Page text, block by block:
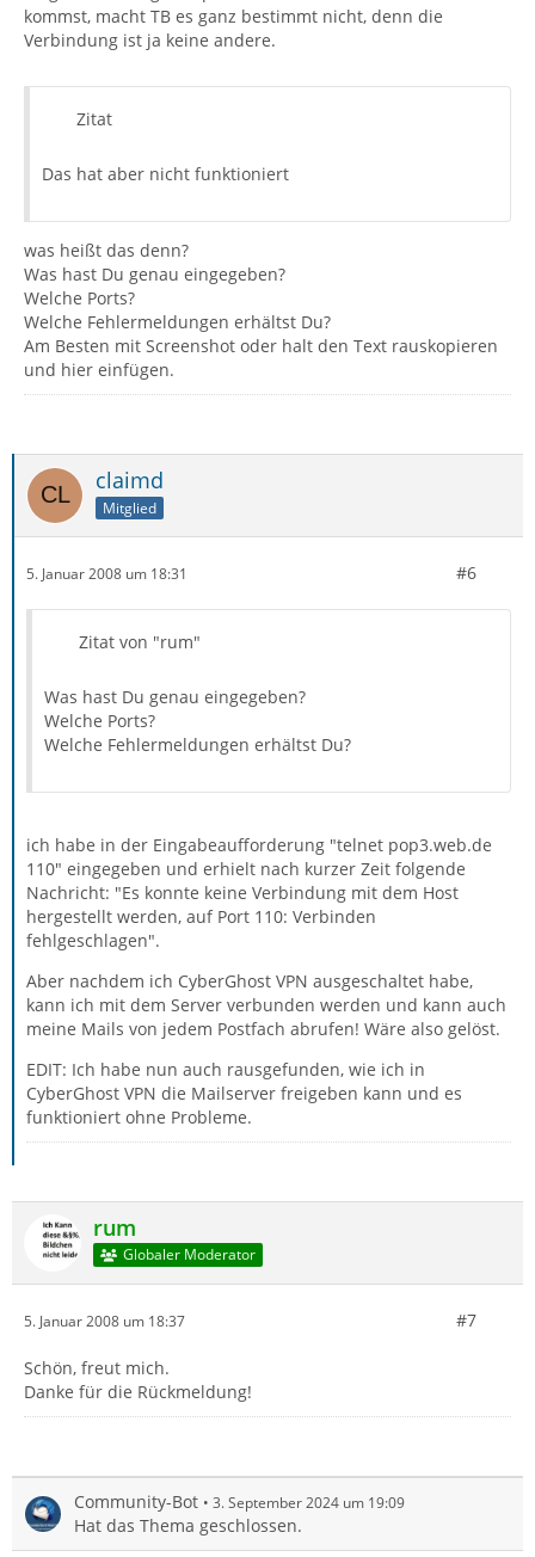
kommst, macht TB es ganz bestimmt nicht, denn die
Verbindung ist ja keine andere.
Zitat
Das hat aber nicht funktioniert
was heißt das denn?
Was hast Du genau eingegeben?
Welche Ports?
Welche Fehlermeldungen erhältst Du?
Am Besten mit Screenshot oder halt den Text rauskopieren
und hier einfügen.
claimd
Mitglied
5. Januar 2008 um 18:31 #6
Zitat von "rum"
Was hast Du genau eingegeben?
Welche Ports?
Welche Fehlermeldungen erhältst Du?
ich habe in der Eingabeaufforderung "telnet pop3.web.de
110" eingegeben und erhielt nach kurzer Zeit folgende
Nachricht: "Es konnte keine Verbindung mit dem Host
hergestellt werden, auf Port 110: Verbinden
fehlgeschlagen".
Aber nachdem ich CyberGhost VPN ausgeschaltet habe,
kann ich mit dem Server verbunden werden und kann auch
meine Mails von jedem Postfach abrufen! Wäre also gelöst.
EDIT: Ich habe nun auch rausgefunden, wie ich in
CyberGhost VPN die Mailserver freigeben kann und es
funktioniert ohne Probleme.
rum
Globaler Moderator
5. Januar 2008 um 18:37 #7
Schön, freut mich.
Danke für die Rückmeldung!
Community-Bot 3. September 2024 um 19:09
Hat das Thema geschlossen.